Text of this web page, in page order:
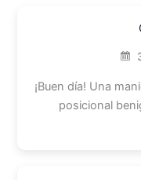
¡Buen día! Una
posicional